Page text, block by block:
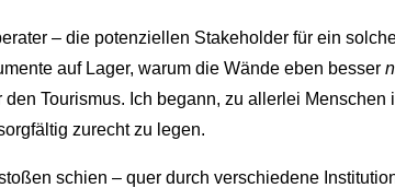
– die potenziellen Stakeholder für ein
auf Lager, warum die Wände eben besser
Tourismus. Ich begann, zu allerlei
zurecht zu legen.
schien – quer durch verschiedene